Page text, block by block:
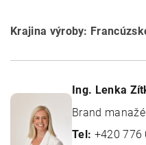
Krajina výroby:
Ing. Lenka
Brand
Tel: +420 776